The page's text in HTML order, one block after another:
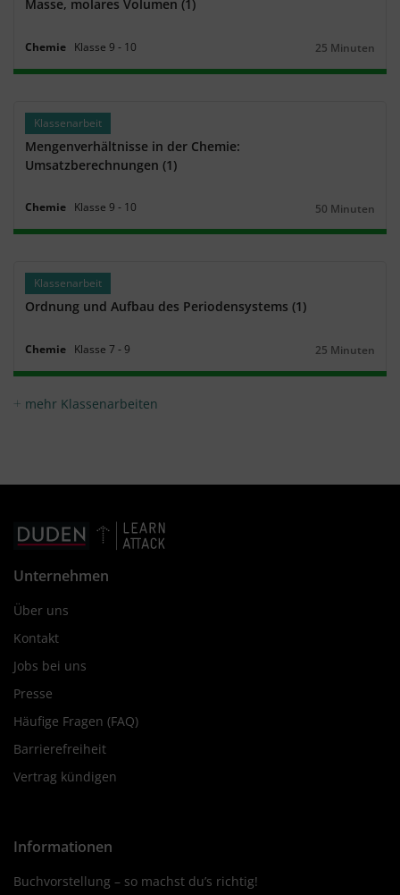
Masse, molares Volumen (1)
Chemie Klasse 9 ‐ 10
Dauer:
25 Minuten
Klassenarbeit
Mengenverhältnisse in der Chemie:
Umsatzberechnungen (1)
Chemie Klasse 9 ‐ 10
Dauer:
50 Minuten
Klassenarbeit
Ordnung und Aufbau des Periodensystems (1)
Chemie Klasse 7 ‐9
Dauer:
25 Minuten
mehr Klassenarbeiten
Unternehmen
Über uns
Kontakt
Jobs bei uns
Presse
Häufige Fragen (FAQ)
Barrierefreiheit
Vertrag kündigen
Informationen
Buchvorstellung – so machst du’s richtig!